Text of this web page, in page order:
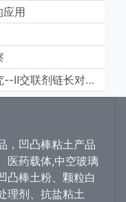
应用
尿毒症中分子毒物吸附剂的研究--Ⅱ交联剂链长对壳聚糖树脂吸附性能的影响
，凹凸棒粘土产品
医药载体,中空玻璃
凸棒土粉、颗粒白
理剂、抗盐粘土